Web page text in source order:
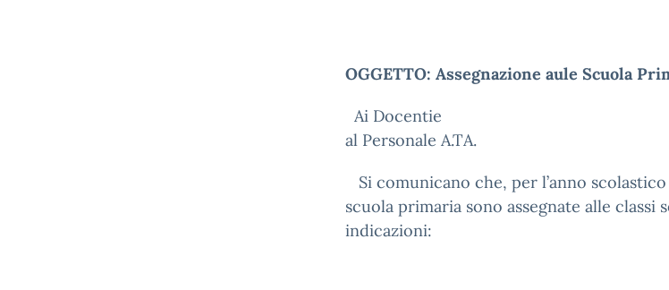
OGGETTO: Assegnazione aule Scuola
Ai Docentie
al Personale A.TA.
Si comunicano che, per l’anno
scuola primaria sono assegnate alle classi
indicazioni: